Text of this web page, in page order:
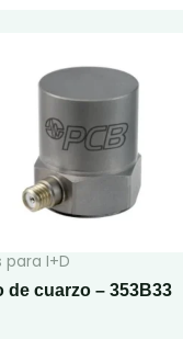
I+D
de cuarzo – 353B33